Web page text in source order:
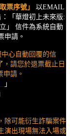
票序號」 以EMAIL
：「華燈初上未來版:
」 信件為系統自動
申請。
心自動回覆的信
請您於退票截止日
請。
」
除可能衍生詐騙案件
演出現場無法入場或